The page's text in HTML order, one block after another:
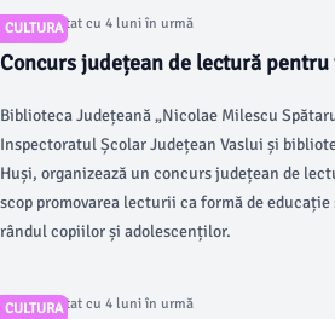
CULTURA
Articol postat cu 4 luni în urmă
Concurs județean de lectură
Biblioteca Județeană „Nicolae Milescu
Inspectoratul Școlar Județean Vaslui și
Huși, organizează un concurs județean de
scop promovarea lecturii ca formă de
rândul copiilor și adolescenților.
CULTURA
Articol postat cu 4 luni în urmă